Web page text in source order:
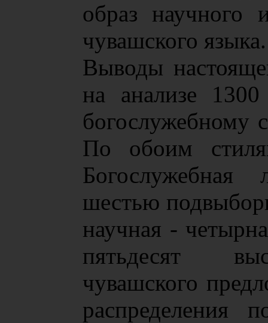
образ научного
чувашского языка.
Выводы
на анализе
богослужебному
По обоим
Богослужебная
шестью
научная -
пятьдесят
чувашского
распределения